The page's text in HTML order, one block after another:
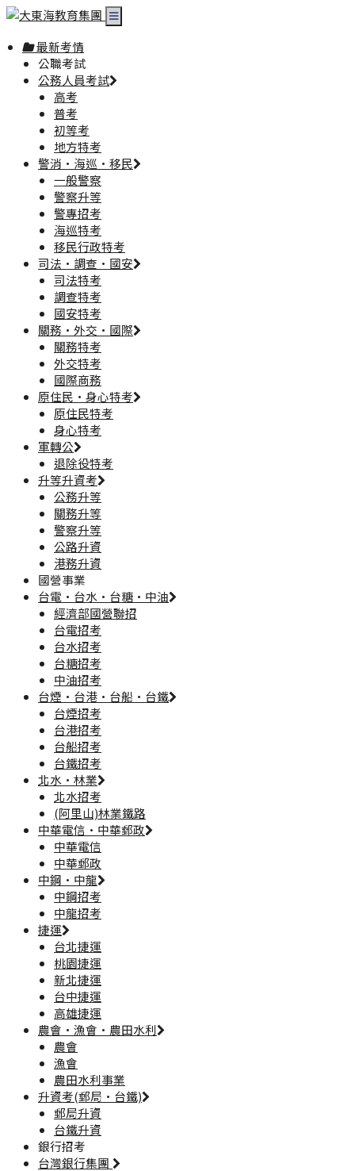
最新考情
公職考試
公務人員考試
高考
普考
初等考
地方特考
警消·海巡·移民
一般警察
警察升等
警專招考
海巡特考
移民行政特考
司法·調查·國安
司法特考
調查特考
國安特考
關務·外交·國際
關務特考
外交特考
國際商務
原住民·身心特考
原住民特考
身心特考
軍轉公
退除役特考
升等升資考
公務升等
關務升等
警察升等
公路升資
港務升資
國營事業
台電·台水·台糖·中油
經濟部國營聯招
台電招考
台水招考
台糖招考
中油招考
台煙·台港·台船·台鐵
台煙招考
台港招考
台船招考
台鐵招考
北水·林業
北水招考
(阿里山)林業鐵路
中華電信·中華郵政
中華電信
中華郵政
中鋼·中龍
中鋼招考
中龍招考
捷運
台北捷運
桃園捷運
新北捷運
台中捷運
高雄捷運
農會·漁會·農田水利
農會
漁會
農田水利事業
升資考(郵局·台鐵)
郵局升資
台鐵升資
銀行招考
台灣銀行集團